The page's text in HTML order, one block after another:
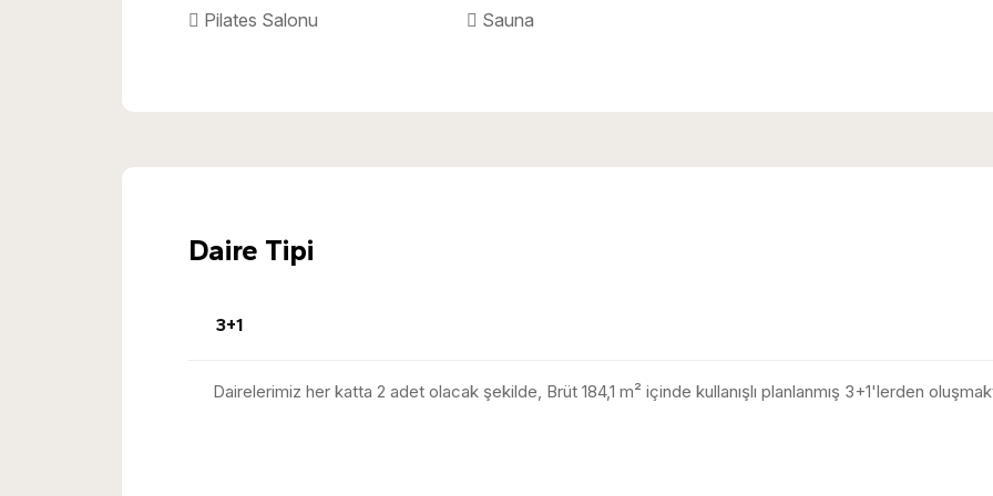
Pilates Salonu
Sauna
Daire Tipi
3+1
Dairelerimiz her katta 2 adet olacak şekilde, Brüt 184,1 m² içinde kullanışlı planlanmış 3+1'lerden